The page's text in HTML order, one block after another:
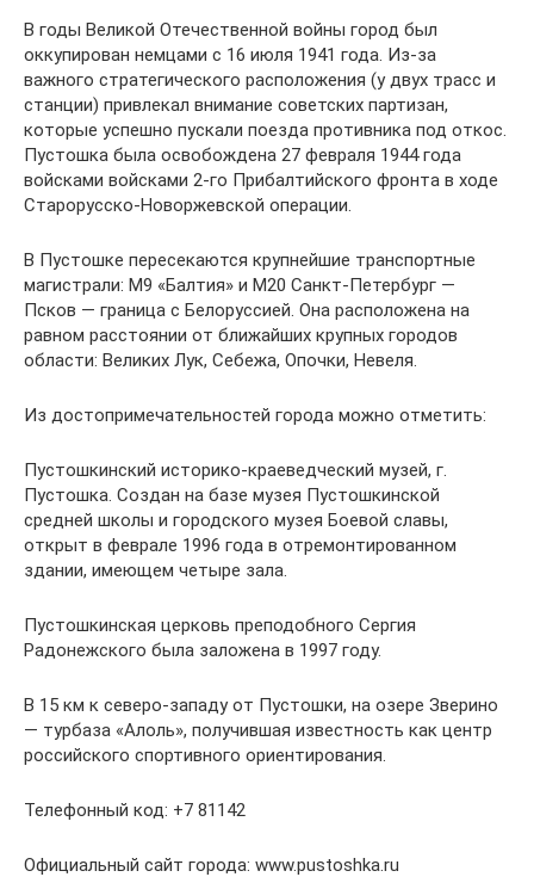
В годы Великой Отечественной войны город был
оккупирован немцами с 16 июля 1941 года. Из-за
важного стратегического расположения (у двух трасс и
станции) привлекал внимание советских партизан,
которые успешно пускали поезда противника под откос.
Пустошка была освобождена 27 февраля 1944 года
войсками войсками 2-го Прибалтийского фронта в ходе
Старорусско-Новоржевской операции.
В Пустошке пересекаются крупнейшие транспортные
магистрали: М9 «Балтия» и М20 Санкт-Петербург —
Псков — граница с Белоруссией. Она расположена на
равном расстоянии от ближайших крупных городов
области: Великих Лук, Себежа, Опочки, Невеля.
Из достопримечательностей города можно отметить:
Пустошкинский историко-краеведческий музей, г.
Пустошка. Создан на базе музея Пустошкинской
средней школы и городского музея Боевой славы,
открыт в феврале 1996 года в отремонтированном
здании, имеющем четыре зала.
Пустошкинская церковь преподобного Сергия
Радонежского была заложена в 1997 году.
В 15 км к северо-западу от Пустошки, на озере Зверино
— турбаза «Алоль», получившая известность как центр
российского спортивного ориентирования.
Телефонный код: +7 81142
Официальный сайт города: www.pustoshka.ru